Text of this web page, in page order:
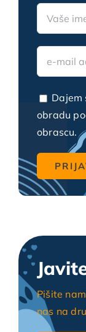
Video
Dajem
obradu
obrascu.
Pišite
nas na